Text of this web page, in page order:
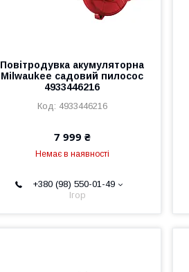
Повітродувка акумуляторна
Milwaukee садовий пилосос
4933446216
4933446216
7 999 ₴
Немає в наявності
+380 (98) 550-01-49
Ігор